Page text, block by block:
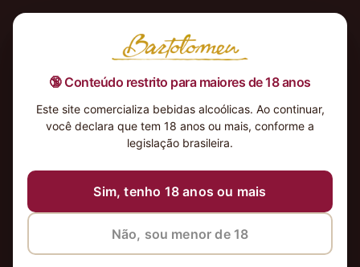
🔞 Conteúdo restrito para maiores de 18 anos
Este site comercializa bebidas alcoólicas. Ao continuar,
você declara que tem 18 anos ou mais, conforme a
legislação brasileira.
Sim, tenho 18 anos ou mais
Não, sou menor de 18